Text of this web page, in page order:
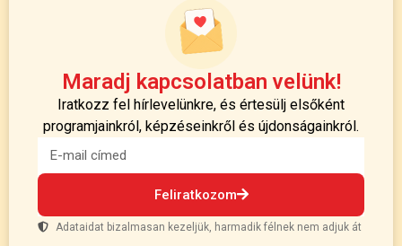
Maradj kapcsolatban velünk!
Iratkozz fel hírlevelünkre, és értesülj elsőként
programjainkról, képzéseinkről és újdonságainkról.
Feliratkozom
Adataidat bizalmasan kezeljük, harmadik félnek nem adjuk át